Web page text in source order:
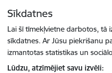
Sīkdatnes
Lai šī tīmekļvietne darbotos, tā
sīkdatnes. Ar Jūsu piekrišanu
izmantotas statistikas un
Lūdzu, atzīmējiet savu izvēli: